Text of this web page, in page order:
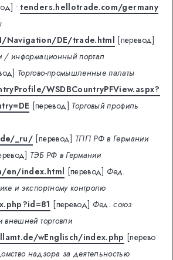
• tenders.hellotrade.com/germany
Navigation/DE/trade.html [перевод]
/ информационный портал
Торгово-промышленные палаты
WSDBCountryPFView.aspx?
[перевод] Торговый профиль
_ru/ [перевод] ТПП РФ в Германии
ТЭБ РФ в Германии
en/index.html [перевод] Фед.
и экспортному контролю
[перевод] Фед. союз
внешней торговли
wEnglisch/index.php [перево
надзора за деятельностью